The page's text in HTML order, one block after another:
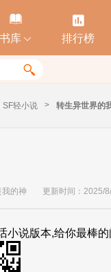

书库 

排行榜

SF轻小说 > 转生异世界的
的神 更新时间：2025/
小说版本,给你最棒